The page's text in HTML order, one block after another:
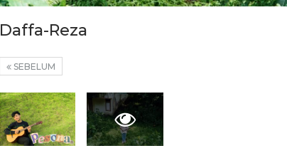
Daffa-Reza
SEBELUM
Pemkot Siapkan TPST
Briket RDF Bernilai Tambah